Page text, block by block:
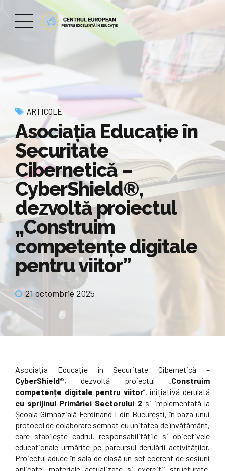
ARTICOLE
Asociația Educație în
Securitate
Cibernetică –
CyberShield®,
dezvoltă proiectul
„Construim
competențe digitale
pentru viitor”
21 octombrie 2025
Asociația Educație în Securitate Cibernetică –
CyberShield®, dezvoltă proiectul „Construim
competențe digitale pentru viitor”, inițiativă derulată
cu sprijinul Primăriei Sectorului 2și implementată la
Școala Gimnazială Ferdinand I din București, în baza unui
protocol de colaborare semnat cu unitatea de învățământ,
care stabilește cadrul, responsabilitățile și obiectivele
educaționale urmărite pe parcursul derulării activităților.
Proiectul aduce în sala de clasă un set coerent de sesiuni